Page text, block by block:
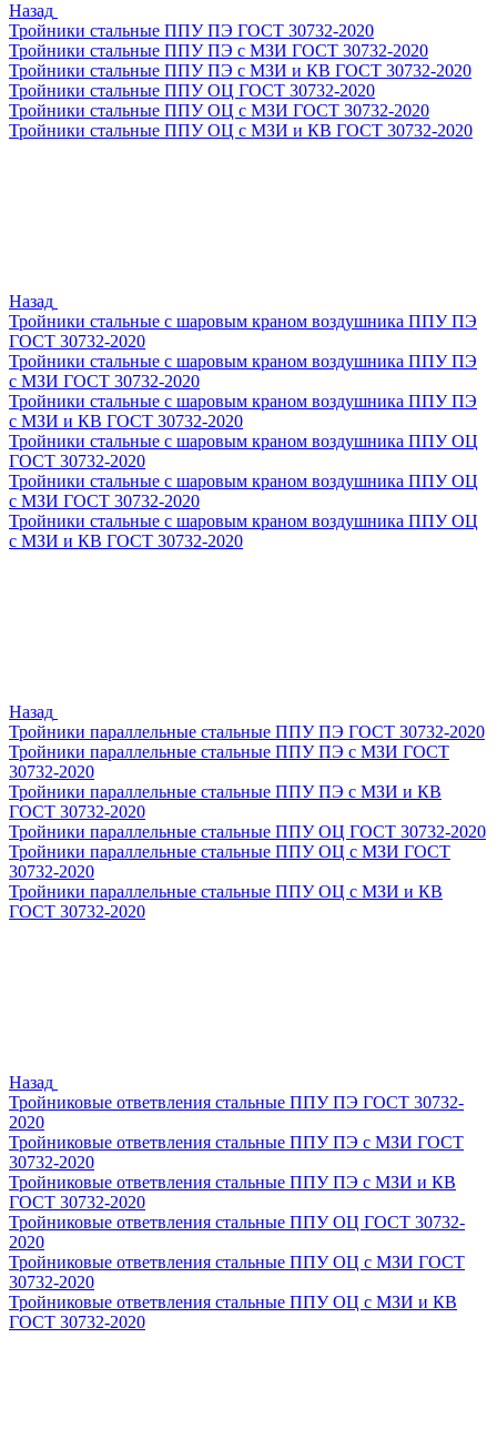
Назад
Тройники стальные ППУ ПЭ ГОСТ 30732-2020
Тройники стальные ППУ ПЭ с МЗИ ГОСТ 30732-2020
Тройники стальные ППУ ПЭ с МЗИ и КВ ГОСТ 30732-2020
Тройники стальные ППУ ОЦ ГОСТ 30732-2020
Тройники стальные ППУ ОЦ с МЗИ ГОСТ 30732-2020
Тройники стальные ППУ ОЦ с МЗИ и КВ ГОСТ 30732-2020
Назад
Тройники стальные с шаровым краном воздушника ППУ ПЭ
ГОСТ 30732-2020
Тройники стальные с шаровым краном воздушника ППУ ПЭ
с МЗИ ГОСТ 30732-2020
Тройники стальные с шаровым краном воздушника ППУ ПЭ
с МЗИ и КВ ГОСТ 30732-2020
Тройники стальные с шаровым краном воздушника ППУ ОЦ
ГОСТ 30732-2020
Тройники стальные с шаровым краном воздушника ППУ ОЦ
с МЗИ ГОСТ 30732-2020
Тройники стальные с шаровым краном воздушника ППУ ОЦ
с МЗИ и КВ ГОСТ 30732-2020
Назад
Тройники параллельные стальные ППУ ПЭ ГОСТ 30732-2020
Тройники параллельные стальные ППУ ПЭ с МЗИ ГОСТ
30732-2020
Тройники параллельные стальные ППУ ПЭ с МЗИ и КВ
ГОСТ 30732-2020
Тройники параллельные стальные ППУ ОЦ ГОСТ 30732-2020
Тройники параллельные стальные ППУ ОЦ с МЗИ ГОСТ
30732-2020
Тройники параллельные стальные ППУ ОЦ с МЗИ и КВ
ГОСТ 30732-2020
Назад
Тройниковые ответвления стальные ППУ ПЭ ГОСТ 30732-
2020
Тройниковые ответвления стальные ППУ ПЭ с МЗИ ГОСТ
30732-2020
Тройниковые ответвления стальные ППУ ПЭ с МЗИ и КВ
ГОСТ 30732-2020
Тройниковые ответвления стальные ППУ ОЦ ГОСТ 30732-
2020
Тройниковые ответвления стальные ППУ ОЦ с МЗИ ГОСТ
30732-2020
Тройниковые ответвления стальные ППУ ОЦ с МЗИ и КВ
ГОСТ 30732-2020